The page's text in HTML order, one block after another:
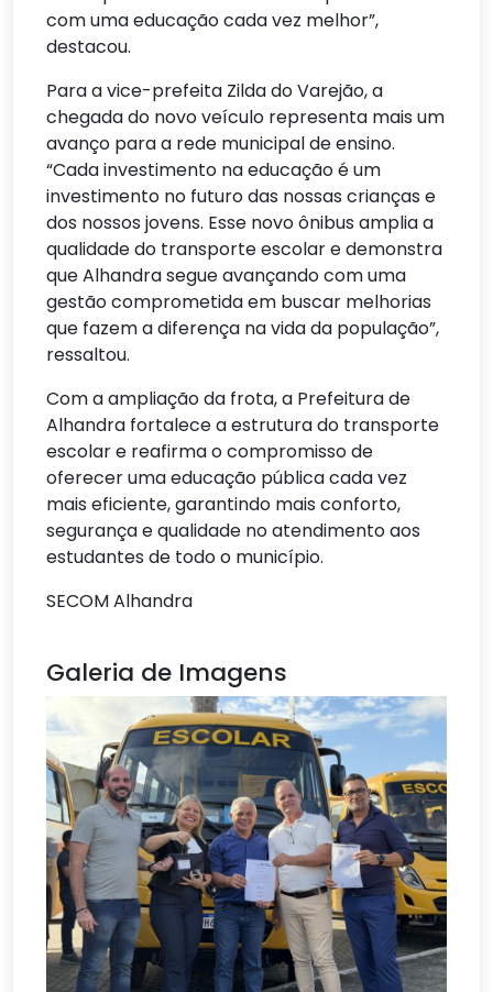
com uma educação cada vez melhor”,
destacou.
Para a vice-prefeita Zilda do Varejão, a
chegada do novo veículo representa mais um
avanço para a rede municipal de ensino.
“Cada investimento na educação é um
investimento no futuro das nossas crianças e
dos nossos jovens. Esse novo ônibus amplia a
qualidade do transporte escolar e demonstra
que Alhandra segue avançando com uma
gestão comprometida em buscar melhorias
que fazem a diferença na vida da população”,
ressaltou.
Com a ampliação da frota, a Prefeitura de
Alhandra fortalece a estrutura do transporte
escolar e reafirma o compromisso de
oferecer uma educação pública cada vez
mais eficiente, garantindo mais conforto,
segurança e qualidade no atendimento aos
estudantes de todo o município.
SECOM Alhandra
Galeria de Imagens